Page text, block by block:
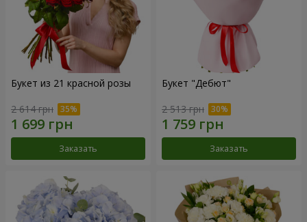
Букет из 21 красной розы
2 614 грн
Заказать
Букет "Дебют"
2 513 грн
Заказать